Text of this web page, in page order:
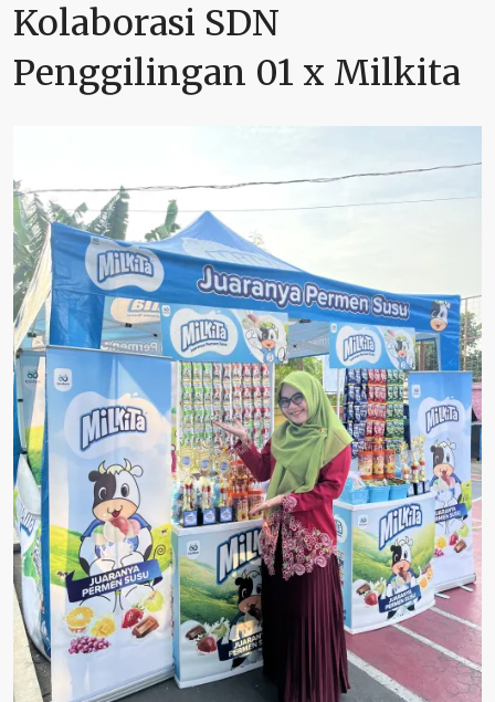
Kolaborasi SDN
Penggilingan 01 x Milkita